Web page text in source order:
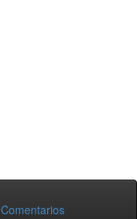
Comentarios